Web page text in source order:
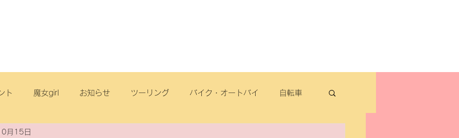
ト 魔女girl お知らせ ツーリング バイク・オートバイ 自転車
フロード
月15日